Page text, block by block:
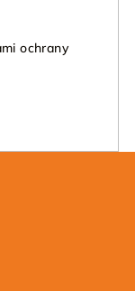
ochrany